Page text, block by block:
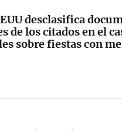
desclasifica
de los citados en el
sobre fiestas con